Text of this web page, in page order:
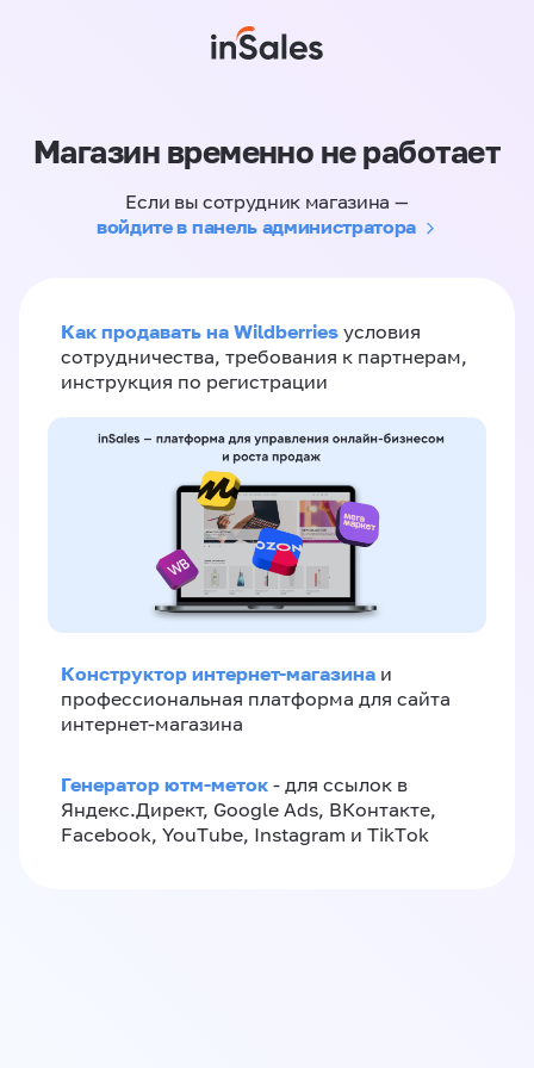
Магазин временно не работает
Если вы сотрудник магазина —
войдите в панель администратора
Как продавать на Wildberries условия
сотрудничества, требования к партнерам,
инструкция по регистрации
Конструктор интернет-магазина и
профессиональная платформа для сайта
интернет-магазина
Генератор ютм-меток - для ссылок в
Яндекс.Директ, Google Ads, ВКонтакте,
Facebook, YouTube, Instagram и TikTok